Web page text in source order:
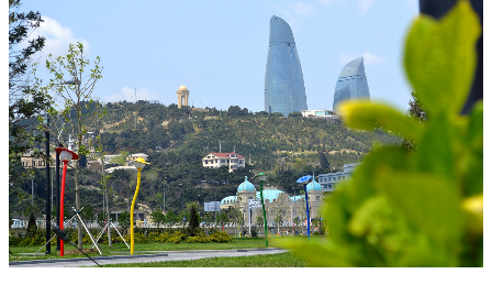
Amerika
Asiya
Afrika
Çarpaz baxış
Təhlil
Siyasi
Geosiyasi
İqtisadi
Sosioloji